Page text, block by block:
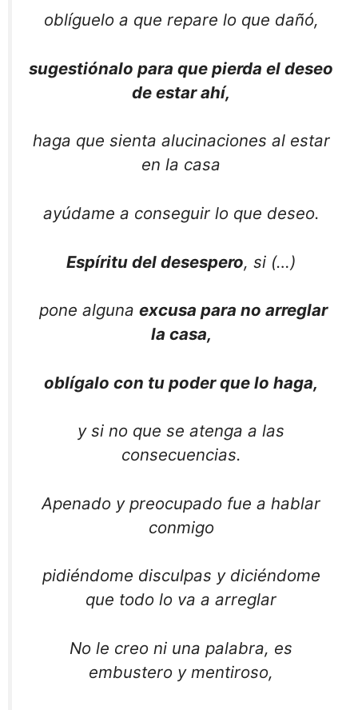
oblíguelo a que repare lo que dañó,
sugestiónalo para que pierda el deseo
de estar ahí,
haga que sienta alucinaciones al estar
en la casa
ayúdame a conseguir lo que deseo.
Espíritu del desespero, si (…)
pone alguna excusa para no arreglar
la casa,
oblígalo con tu poder que lo haga,
y si no que se atenga a las
consecuencias.
Apenado y preocupado fue a hablar
conmigo
pidiéndome disculpas y diciéndome
que todo lo va a arreglar
No le creo ni una palabra, es
embustero y mentiroso,